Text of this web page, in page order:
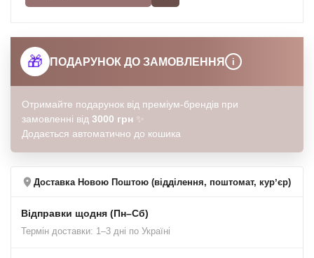
🎁 ПОДАРУНОК ДО ЗАМОВЛЕННЯ i
Отримайте подарунок від преміум-брендів при
замовленні від 3000 грн ✨
Додається автоматично до кошика
Доставка Новою Поштою (відділення, поштомат, курʼєр)
Відправки щодня (Пн–Сб)
Термін доставки: 1–3 дні по Україні